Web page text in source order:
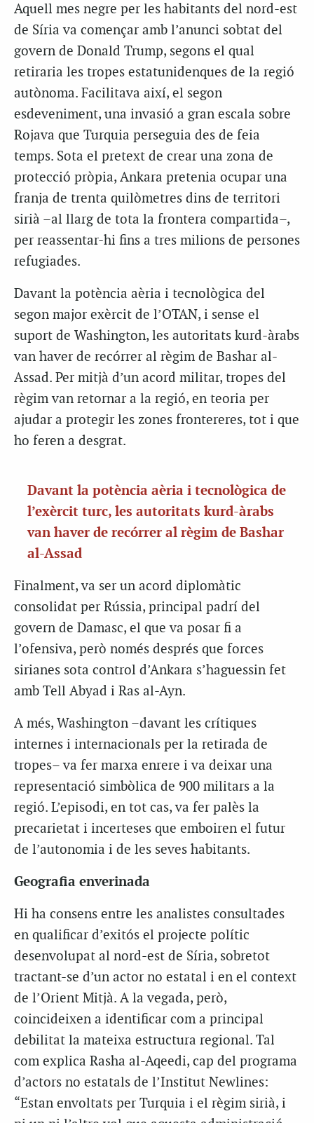
Aquell mes negre per les habitants del nord-est
de Síria va començar amb l’anunci sobtat del
govern de Donald Trump, segons el qual
retiraria les tropes estatunidenques de la regió
autònoma. Facilitava així, el segon
esdeveniment, una invasió a gran escala sobre
Rojava que Turquia perseguia des de feia
temps. Sota el pretext de crear una zona de
protecció pròpia, Ankara pretenia ocupar una
franja de trenta quilòmetres dins de territori
sirià –al llarg de tota la frontera compartida–,
per reassentar-hi fins a tres milions de persones
refugiades.
Davant la potència aèria i tecnològica del
segon major exèrcit de l’OTAN, i sense el
suport de Washington, les autoritats kurd-àrabs
van haver de recórrer al règim de Bashar al-
Assad. Per mitjà d’un acord militar, tropes del
règim van retornar a la regió, en teoria per
ajudar a protegir les zones frontereres, tot i que
ho feren a desgrat.
Davant la potència aèria i tecnològica de
l’exèrcit turc, les autoritats kurd-àrabs
van haver de recórrer al règim de Bashar
al-Assad
Finalment, va ser un acord diplomàtic
consolidat per Rússia, principal padrí del
govern de Damasc, el que va posar fi a
l’ofensiva, però només després que forces
sirianes sota control d’Ankara s’haguessin fet
amb Tell Abyad i Ras al-Ayn.
A més, Washington –davant les crítiques
internes i internacionals per la retirada de
tropes– va fer marxa enrere i va deixar una
representació simbòlica de 900 militars a la
regió. L’episodi, en tot cas, va fer palès la
precarietat i incerteses que emboiren el futur
de l’autonomia i de les seves habitants.
Geografia enverinada
Hi ha consens entre les analistes consultades
en qualificar d’exitós el projecte polític
desenvolupat al nord-est de Síria, sobretot
tractant-se d’un actor no estatal i en el context
de l’Orient Mitjà. A la vegada, però,
coincideixen a identificar com a principal
debilitat la mateixa estructura regional. Tal
com explica Rasha al-Aqeedi, cap del programa
d’actors no estatals de l’Institut Newlines:
“Estan envoltats per Turquia i el règim sirià, i